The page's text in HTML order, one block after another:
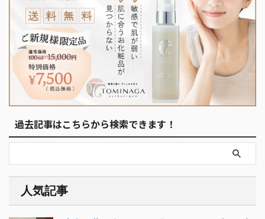
過去記事はこちらから検索できます！
人気記事